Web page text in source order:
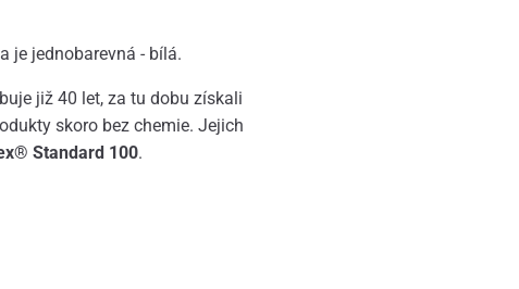
je jednobarevná - bílá.
již 40 let, za tu dobu získali
skoro bez chemie. Jejich
Standard 100.